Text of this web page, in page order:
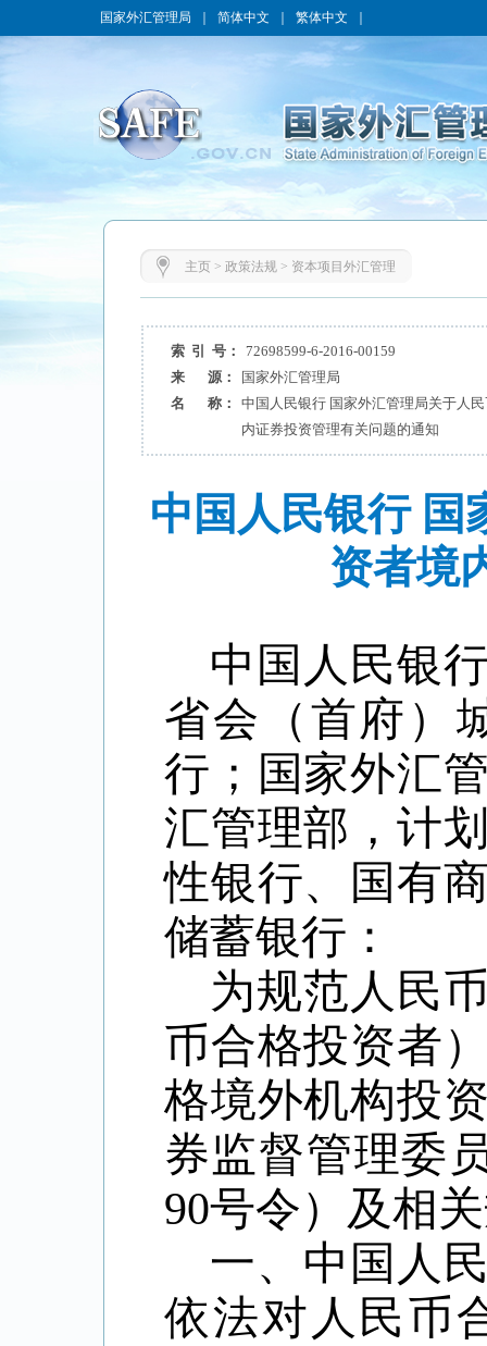
国家外汇管理局 简体中文 繁体中文
主页> 政策法规> 资本项目外汇管理
索 引 号：
72698599-6-2016-00159
来 源：
国家外汇管理局
名 称：
中国人民银行 国家外汇管理局关于人
内证券投资管理有关问题的通知
中国人民银行 国
资者境
中国人民银
省会（首府）
行；国家外汇
汇管理部，计
性银行、国有
储蓄银行：
为规范人民
币合格投资者
格境外机构投
券监督管理委
90号令）及相
一、中国人
依法对人民币